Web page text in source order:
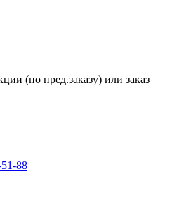
(по пред.заказу) или заказ
88